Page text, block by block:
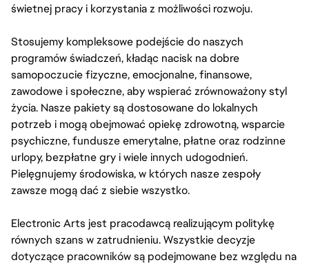
świetnej pracy i korzystania z możliwości rozwoju.
Stosujemy kompleksowe podejście do naszych
programów świadczeń, kładąc nacisk na dobre
samopoczucie fizyczne, emocjonalne, finansowe,
zawodowe i społeczne, aby wspierać zrównoważony styl
życia. Nasze pakiety są dostosowane do lokalnych
potrzeb i mogą obejmować opiekę zdrowotną, wsparcie
psychiczne, fundusze emerytalne, płatne oraz rodzinne
urlopy, bezpłatne gry i wiele innych udogodnień.
Pielęgnujemy środowiska, w których nasze zespoły
zawsze mogą dać z siebie wszystko.
Electronic Arts jest pracodawcą realizującym politykę
równych szans w zatrudnieniu. Wszystkie decyzje
dotyczące pracowników są podejmowane bez względu na